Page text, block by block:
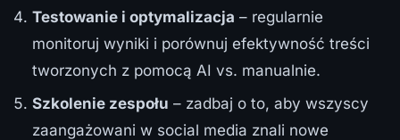
Testowanie i optymalizacja – regularnie
monitoruj wyniki i porównuj efektywność treści
tworzonych z pomocą AI vs. manualnie.
Szkolenie zespołu – zadbaj o to, aby wszyscy
zaangażowani w social media znali nowe